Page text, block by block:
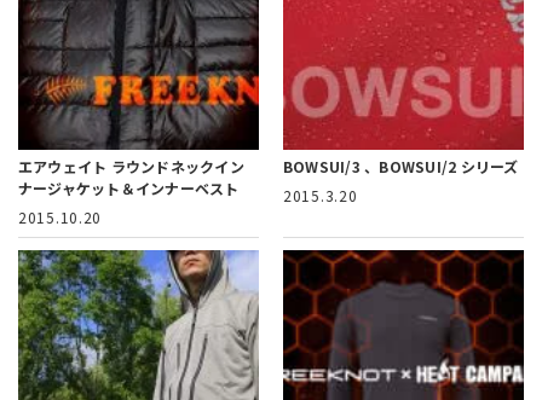
エアウェイト ラウンドネックイン
ナージャケット＆インナーベスト
2015.10.20
BOWSUI/3 、BOWSUI/2 シリーズ
2015.3.20